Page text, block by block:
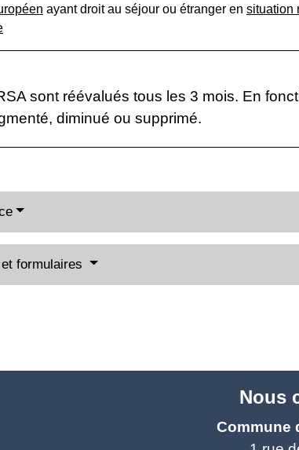
ayant droit au séjour ou étranger en situation
sont réévalués tous les 3 mois. En
diminué ou supprimé.
formulaires
Nous
Commune